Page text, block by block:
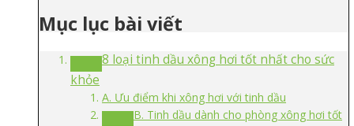
Mục lục bài viết
8 loại tinh dầu xông hơi tốt nhất cho sức
khỏe
A. Ưu điểm khi xông hơi với tinh dầu
B. Tinh dầu dành cho phòng xông hơi tốt